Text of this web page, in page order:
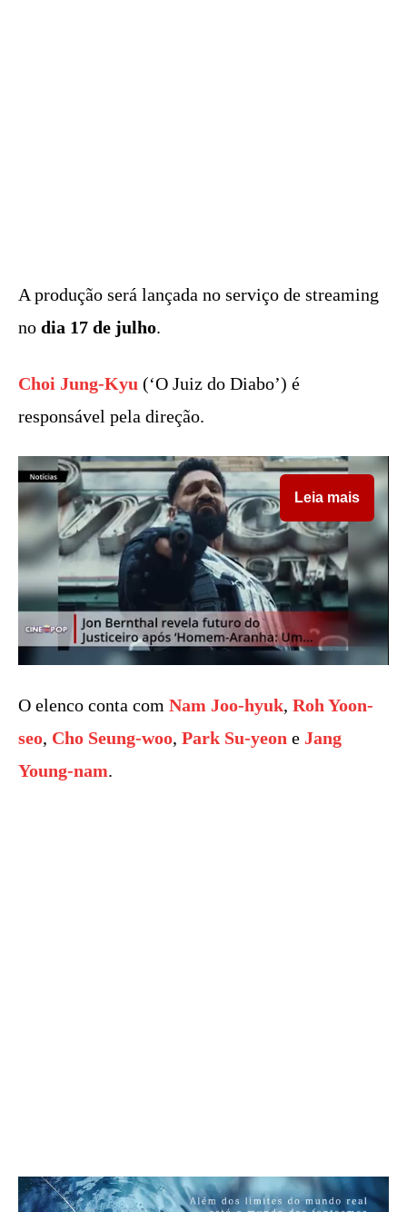
A produção será lançada no serviço de streaming
no dia 17 de julho.
Choi Jung-Kyu (‘O Juiz do Diabo’) é
responsável pela direção.
Leia mais
O elenco conta com Nam Joo-hyuk, Roh Yoon-
seo, Cho Seung-woo, Park Su-yeon e Jang
Young-nam.